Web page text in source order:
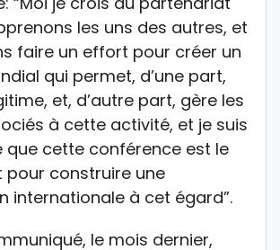
les uns des autres, et
faire un effort pour créer un
qui permet, d’une part,
et, d’autre part, gère les
à cette activité, et je suis
que cette conférence est le
pour construire une
internationale à cet égard”.
le mois dernier,